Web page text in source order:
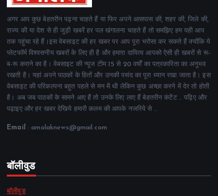
अगर आप कुछ बेहतरीन पढ़ना चाहते हैं या फिर अपने आसपास की, शहर की, जिले की,
राज्य की या देश से ही जुड़ी खबरें हर पल खंगालना चाहते हैं तो समझिए हम यही आप
तक पहुंचा रहे हैं।इस वेबसाइट की हर खबर पर आप पूरा भरोसा कर सकते हैं क्योंकि ये
प्लेटफॉर्म विश्वसनीय खबरों के लिए ही है और हमारा दायित्व आपको ऐसी ही खबरों से रू-
ब-रू कराने का है। वेबसाइट की न्यूज टीम 15 से 20 वर्षों का पत्रकारिता का अनुभव
रखती है। यहां अपने पाठकों के हितों और उनकी पसंद का पूरा ध्यान रखा जाता है। इस
वेबसाइट की परिकल्पना बहुत पहले से मन में थी लेकिन कुछ अच्छा करने में देर तो होती
है। अब जब पाठकों के सामने आए हैं तो उनके लिए लाए हैं बेहतरीन कंटेंट .. पढ़िए और
पढ़ाइए और हर खबर देखिये हमारी कलम की आपके नजरिये से ..
Email : amolaknews@gmail.com
बॉलीवुड
बॉलीवुड